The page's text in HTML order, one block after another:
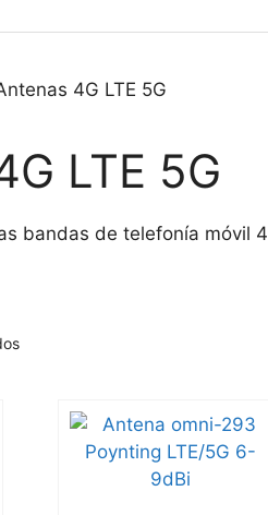
4G LTE 5G
LTE 5G
bandas de telefonía móvil